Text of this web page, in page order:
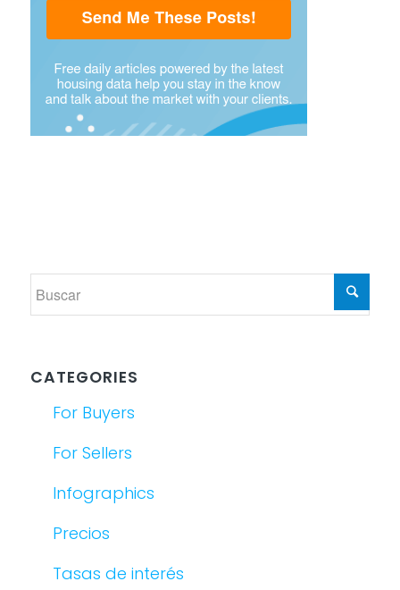
CATEGORIES
For Buyers
For Sellers
Infographics
Precios
Tasas de interés